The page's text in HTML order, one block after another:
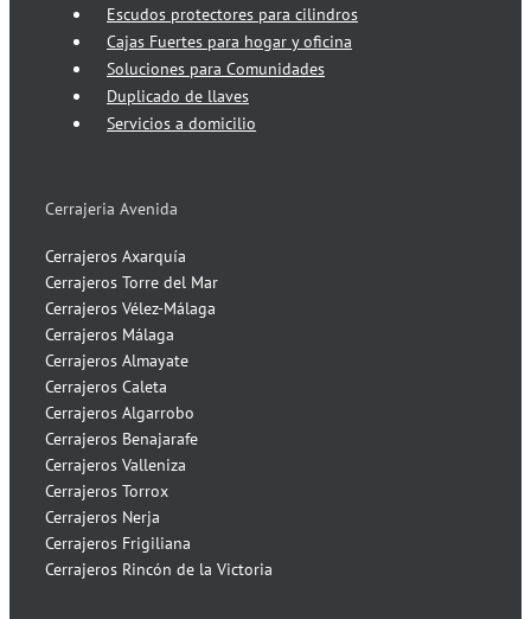
Escudos protectores para cilindros
Cajas Fuertes para hogar y oficina
Soluciones para Comunidades
Duplicado de llaves
Servicios a domicilio
Cerrajeria Avenida
Cerrajeros Axarquía
Cerrajeros Torre del Mar
Cerrajeros Vélez-Málaga
Cerrajeros Málaga
Cerrajeros Almayate
Cerrajeros Caleta
Cerrajeros Algarrobo
Cerrajeros Benajarafe
Cerrajeros Valleniza
Cerrajeros Torrox
Cerrajeros Nerja
Cerrajeros Frigiliana
Cerrajeros Rincón de la Victoria